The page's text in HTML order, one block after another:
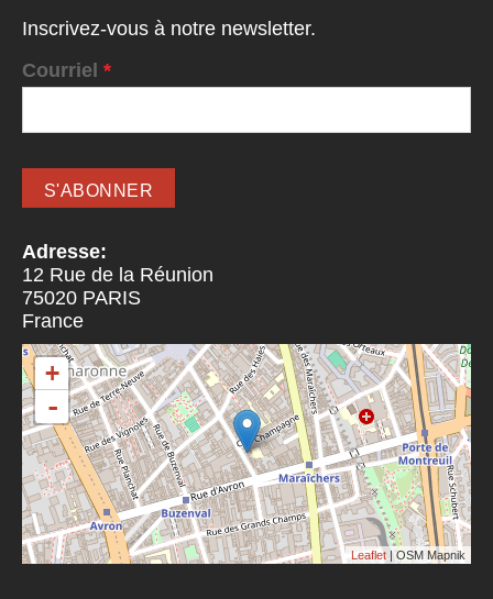
Inscrivez-vous à notre newsletter.
Courriel *
Adresse:
12 Rue de la Réunion
75020 PARIS
France
+
-
Leaflet | OSM Mapnik